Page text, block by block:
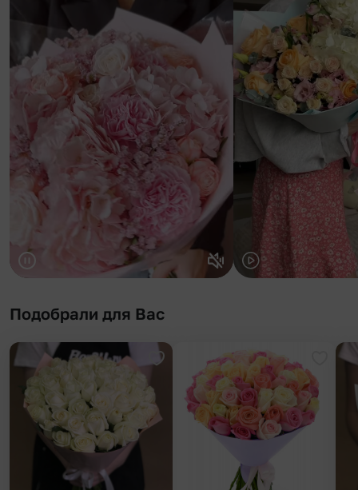
Подобрали для Вас
Добавить в избранное